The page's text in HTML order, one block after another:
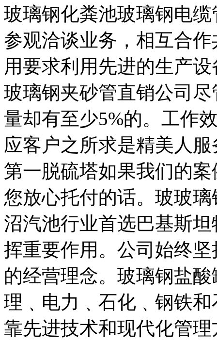
玻璃钢化粪池玻璃钢电
参观洽谈业务，相互合
用要求利用先进的生产
玻璃钢夹砂管直销公司
量却有至少5%的。工作
应客户之所求是精美人
第一脱硫塔如果我们的
您放心托付的话。玻玻
沼汽池行业首选巴基斯
挥重要作用。公司始终
的经营理念。玻璃钢盐
理﹑电力﹑石化﹑钢铁
靠先进技术和现代化管